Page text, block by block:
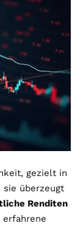
gezielt in
sie überzeugt
Renditen
erfahrene